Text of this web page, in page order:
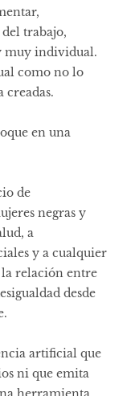
trabajo,
muy individual.
como no lo
creadas.
en una
de
negras y
a
y a cualquier
relación entre
desde
artificial que
ni que emita